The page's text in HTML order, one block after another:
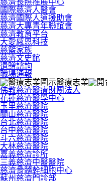
國際慈濟人醫會
慈濟國際人道援助會
慈濟大專青年聯誼會
慈濟教育平台
大愛感恩科技
慈籃家族
慈濟文史館
遺贈諮詢
職場通報
醫療志業
佛教慈濟醫療財團法人
花蓮慈濟醫學中心
玉里慈濟醫院
關山慈濟醫院
台北慈濟醫院
台中慈濟醫院
斗六慈濟醫院
大林慈濟醫院
嘉義慈濟診所
三義慈濟中醫醫院
慈濟骨髓幹細胞中心
蘇州慈濟門診部